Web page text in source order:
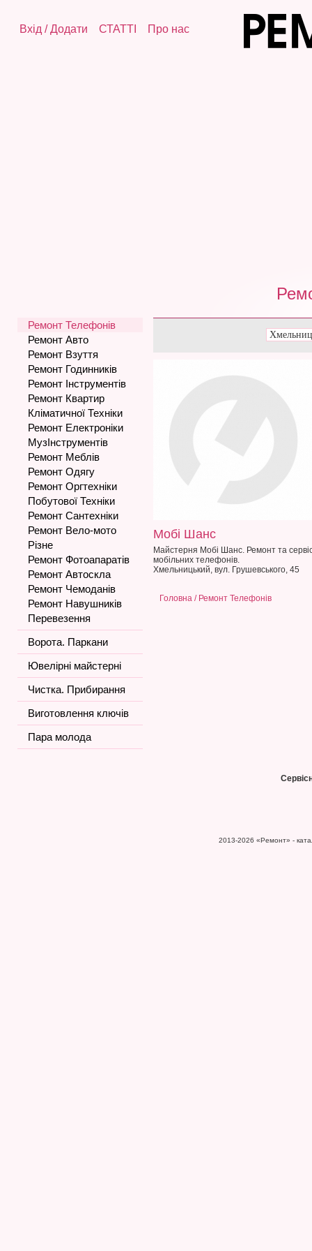
Вхід /Додати СТАТТІ Про нас
Ремонт Телефонів
Ремонт Авто
Ремонт Взуття
Ремонт Годинників
Ремонт Інструментів
Ремонт Квартир
Кліматичної Техніки
Ремонт Електроніки
МузІнструментів
Ремонт Меблів
Ремонт Одягу
Ремонт Оргтехніки
Побутової Техніки
Ремонт Сантехніки
Ремонт Вело-мото
Різне
Ремонт Фотоапаратів
Ремонт Автоскла
Ремонт Чемоданів
Ремонт Навушників
Перевезення
Ворота. Паркани
Ювелірні майстерні
Чистка. Прибирання
Виготовлення ключів
Пара молода
Мобі Шанс
Майстерня Мобі Шанс. Ремонт та
мобільних телефонів.
Хмельницький, вул. Грушевського, 45
Головна / Ремонт Телефонів
2013-2026 «Ремонт» -